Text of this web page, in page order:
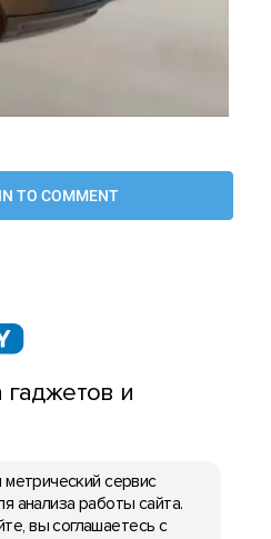
и
Все права
сервис
анализа работы сайта.
вы соглашаетесь с